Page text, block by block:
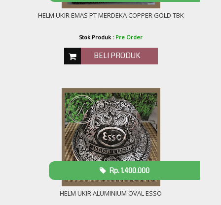
HELM UKIR EMAS PT MERDEKA COPPER GOLD TBK
Stok Produk : Pre Order
BELI PRODUK
HELM UKIR ALUMINIUM OVAL ESSO
Rp. 1.400.000